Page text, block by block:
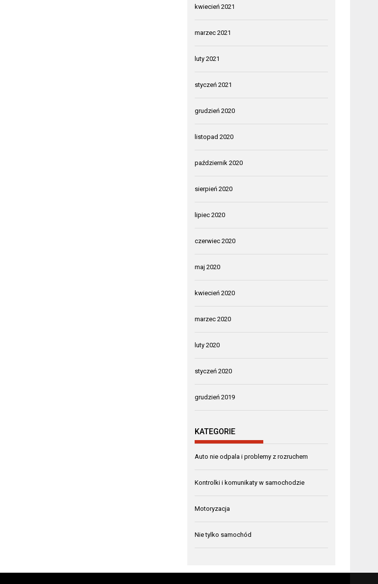
kwiecień 2021
marzec 2021
luty 2021
styczeń 2021
grudzień 2020
listopad 2020
październik 2020
sierpień 2020
lipiec 2020
czerwiec 2020
maj 2020
kwiecień 2020
marzec 2020
luty 2020
styczeń 2020
grudzień 2019
KATEGORIE
Auto nie odpala i problemy z rozruchem
Kontrolki i komunikaty w samochodzie
Motoryzacja
Nie tylko samochód